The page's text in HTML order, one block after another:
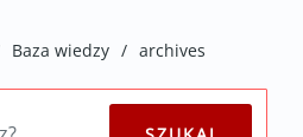
Baza wiedzy / archives